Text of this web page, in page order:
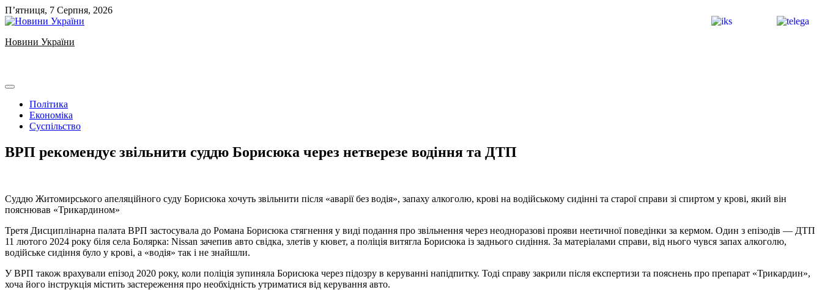
Skip
to
П’ятниця, 7 Серпня, 2026
Новини України
Політика
Економіка
Суспільство
ВРП рекомендує звільнити суддю Борисюка через нетверезе водіння та ДТП
️Суддю Житомирського апеляційного суду Борисюка хочуть звільнити після «аварії без водія», запаху алкоголю, крові на водійському сидінні та старої справи зі спиртом у крові, який він
пояснював «Трикардином»
️Третя Дисциплінарна палата ВРП застосувала до Романа Борисюка стягнення у виді подання про звільнення через неодноразові прояви неетичної поведінки за кермом. Один з епізодів — ДТП
11 лютого 2024 року біля села Болярка: Nissan зачепив авто свідка, злетів у кювет, а поліція витягла Борисюка із заднього сидіння. За матеріалами справи, від нього чувся запах алкоголю,
водійське сидіння було у крові, а «водія» так і не знайшли.
У ВРП також врахували епізод 2020 року, коли поліція зупиняла Борисюка через підозру в керуванні напідпитку. Тоді справу закрили після експертизи та пояснень про препарат «Трикардин»,
хоча його інструкція містить застереження про необхідність утриматися від керування авто.